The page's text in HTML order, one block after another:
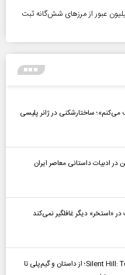
تردد زائران اربعین؛ بیش از ۴.۳ میلیون عبور از مرزهای شش‌گانه ثبت
می‌کنم»؛ ساختارشکنی در ژانر پلیسی
در ادبیات داستانی معاصر ایران
دیگر غافلگیر نمی‌کند
بررسی بازی Silent Hill: Townfall؛ از داستان و گیم‌پلی تا